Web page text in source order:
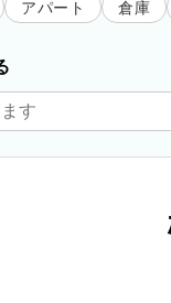
アパート 倉庫